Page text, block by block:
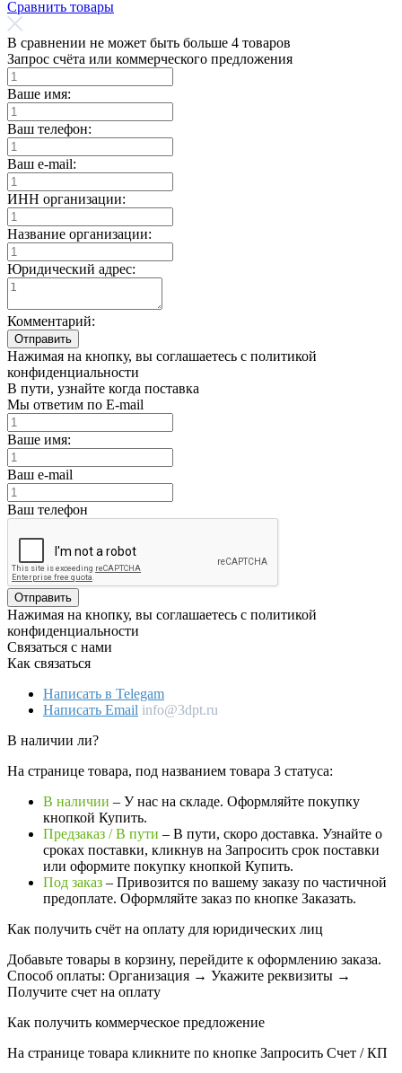
Сравнить товары
В сравнении не может быть больше 4 товаров
Запрос счёта или коммерческого предложения
Ваше имя:
Ваш телефон:
Ваш e-mail:
ИНН организации:
Название организации:
Юридический адрес:
Комментарий:
Отправить
Нажимая на кнопку, вы соглашаетесь с политикой
конфиденциальности
В пути, узнайте когда поставка
Мы ответим по E-mail
Ваше имя:
Ваш e-mail
Ваш телефон
Отправить
Нажимая на кнопку, вы соглашаетесь с политикой
конфиденциальности
Связаться с нами
Как связаться
Написать в Telegam
Написать Email info@3dpt.ru
В наличии ли?
На странице товара, под названием товара 3 статуса:
В наличии – У нас на складе. Оформляйте покупку
кнопкой Купить.
Предзаказ / В пути – В пути, скоро доставка. Узнайте о
сроках поставки, кликнув на Запросить cрок поставки
или оформите покупку кнопкой Купить.
Под заказ – Привозится по вашему заказу по частичной
предоплате. Оформляйте заказ по кнопке Заказать.
Как получить счёт на оплату для юридических лиц
Добавьте товары в корзину, перейдите к оформлению заказа.
Способ оплаты: Организация → Укажите реквизиты →
Получите счет на оплату
Как получить коммерческое предложение
На странице товара кликните по кнопке Запросить Счет / КП